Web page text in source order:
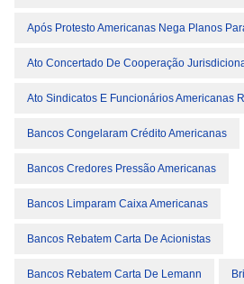
Após Protesto Americanas Nega Planos
Ato Concertado De Cooperação
Ato Sindicatos E Funcionários Americanas
Bancos Congelaram Crédito Americanas
Bancos Credores Pressão Americanas
Bancos Limparam Caixa Americanas
Bancos Rebatem Carta De Acionistas
Bancos Rebatem Carta De Lemann